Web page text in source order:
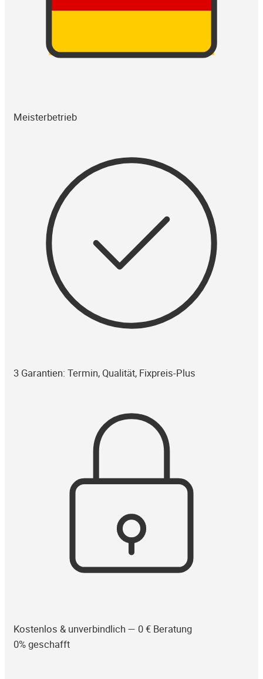
Meisterbetrieb
3 Garantien: Termin, Qualität, Fixpreis-Plus
Kostenlos & unverbindlich — 0 € Beratung
0% geschafft